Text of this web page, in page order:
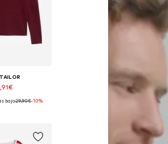
XS, S, M, L, XL
bajo:29,90€-10%